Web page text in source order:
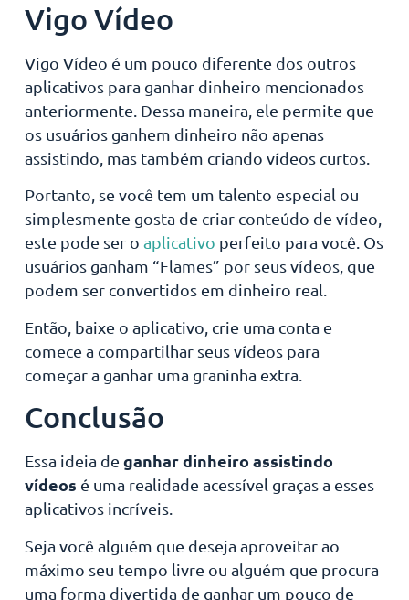
Vigo Vídeo
Vigo Vídeo é um pouco diferente dos outros
aplicativos para ganhar dinheiro mencionados
anteriormente. Dessa maneira, ele permite que
os usuários ganhem dinheiro não apenas
assistindo, mas também criando vídeos curtos.
Portanto, se você tem um talento especial ou
simplesmente gosta de criar conteúdo de vídeo,
este pode ser o aplicativo perfeito para você. Os
usuários ganham “Flames” por seus vídeos, que
podem ser convertidos em dinheiro real.
Então, baixe o aplicativo, crie uma conta e
comece a compartilhar seus vídeos para
começar a ganhar uma graninha extra.
Conclusão
Essa ideia de ganhar dinheiro assistindo
vídeos é uma realidade acessível graças a esses
aplicativos incríveis.
Seja você alguém que deseja aproveitar ao
máximo seu tempo livre ou alguém que procura
uma forma divertida de ganhar um pouco de